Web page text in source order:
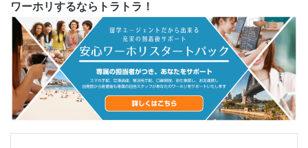
ワーホリするならトラトラ！